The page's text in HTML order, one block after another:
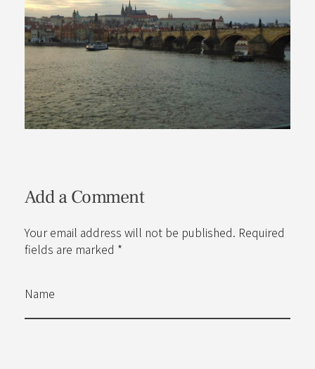
Add a Comment
Your email address will not be published. Required
fields are marked *
Name